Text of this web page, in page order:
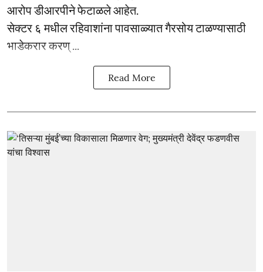
आरोप डीआरपीने फेटाळले आहेत.
सेक्टर ६ मधील रहिवाशांना पावसाळ्यात गैरसोय टाळण्यासाठी
भाडेकरार करण् ...
Read More